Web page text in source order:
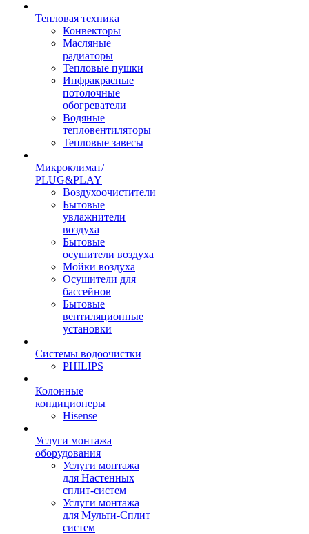
Тепловая техника
Конвекторы
Масляные
радиаторы
Тепловые пушки
Инфракрасные
потолочные
обогреватели
Водяные
тепловентиляторы
Тепловые завесы
Микроклимат/
PLUG&PLAY
Воздухоочистители
Бытовые
увлажнители
воздуха
Бытовые
осушители воздуха
Мойки воздуха
Осушители для
бассейнов
Бытовые
вентиляционные
установки
Системы водоочистки
PHILIPS
Колонные
кондиционеры
Hisense
Услуги монтажа
оборудования
Услуги монтажа
для Настенных
сплит-систем
Услуги монтажа
для Мульти-Сплит
систем